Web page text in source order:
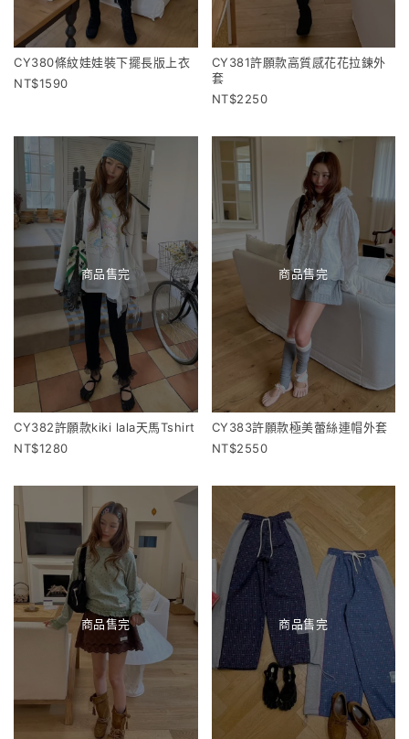
CY380條紋娃娃裝下擺長版上衣
1590
CY381許願款高質感花花拉鍊外
套
2250
商品售完
CY382許願款kiki lala天馬Tshirt
1280
商品售完
CY383許願款極美蕾絲連帽外套
2550
商品售完 商品售完